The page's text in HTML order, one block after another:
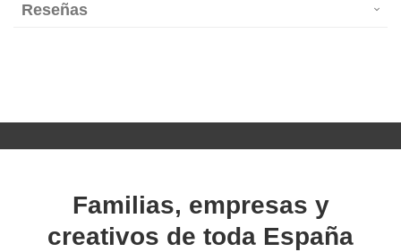
Reseñas
Familias, empresas y
creativos de toda España